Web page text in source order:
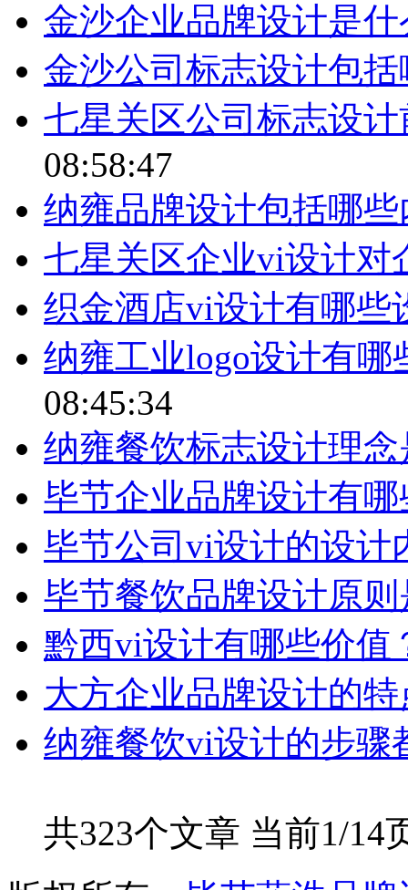
金沙企业品牌设计是什
金沙公司标志设计包
七星关区公司标志设
08:58:47
纳雍品牌设计包括哪
七星关区企业vi设计对
织金酒店vi设计有哪些
纳雍工业logo设计有哪
08:45:34
纳雍餐饮标志设计理
毕节企业品牌设计有
毕节公司vi设计的设计
毕节餐饮品牌设计原
黔西vi设计有哪些价值
大方企业品牌设计的
纳雍餐饮vi设计的步骤
共323个文章 当前1/14